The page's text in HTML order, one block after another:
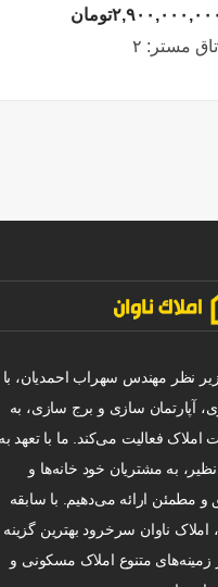
چهارم در فریدونکنار
۲,۹۰۰,۰۰۰,۰۰۰تومان
اتاق مستر: ۲
نظر مهندس سهراب احمدیان، با
سازی و برج سازی، به
فعالیت می‌کند. ما با تعهد به
به مشتریان خود خانه‌ها و
و مطمئن ارائه می‌دهیم. با سابقه
ناوان سرخرود بهترین گزینه
زمینه‌های متنوع املاک مسکونی و